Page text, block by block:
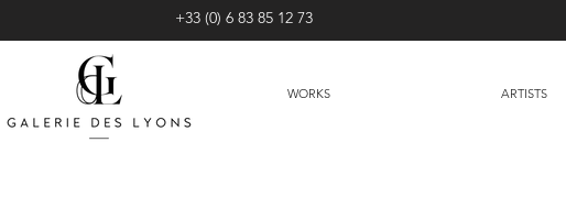
+33 (0) 6 83 85 12 73
WORKS ARTISTS